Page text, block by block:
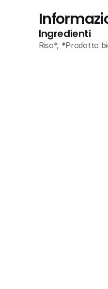
Ingredienti
Riso*, *Prodotto